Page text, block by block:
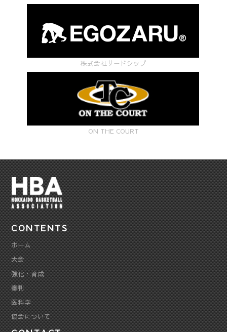
株式会社サードシップ
ON THE COURT
CONTENTS
ホーム
大会
強化・育成
審判
医科学
協会について